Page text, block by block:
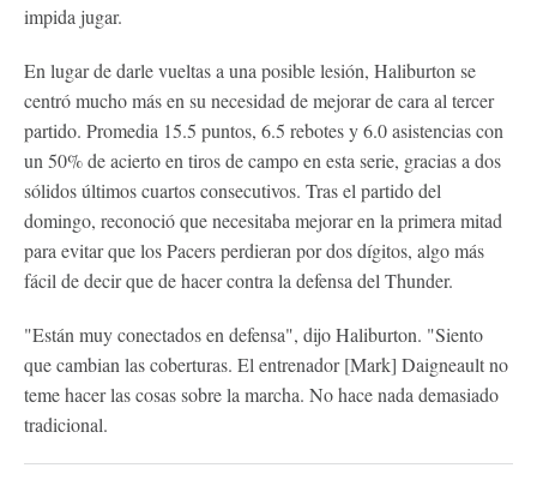
impida jugar.
En lugar de darle vueltas a una posible lesión, Haliburton se
centró mucho más en su necesidad de mejorar de cara al tercer
partido. Promedia 15.5 puntos, 6.5 rebotes y 6.0 asistencias con
un 50% de acierto en tiros de campo en esta serie, gracias a dos
sólidos últimos cuartos consecutivos. Tras el partido del
domingo, reconoció que necesitaba mejorar en la primera mitad
para evitar que los Pacers perdieran por dos dígitos, algo más
fácil de decir que de hacer contra la defensa del Thunder.
"Están muy conectados en defensa", dijo Haliburton. "Siento
que cambian las coberturas. El entrenador [Mark] Daigneault no
teme hacer las cosas sobre la marcha. No hace nada demasiado
tradicional.